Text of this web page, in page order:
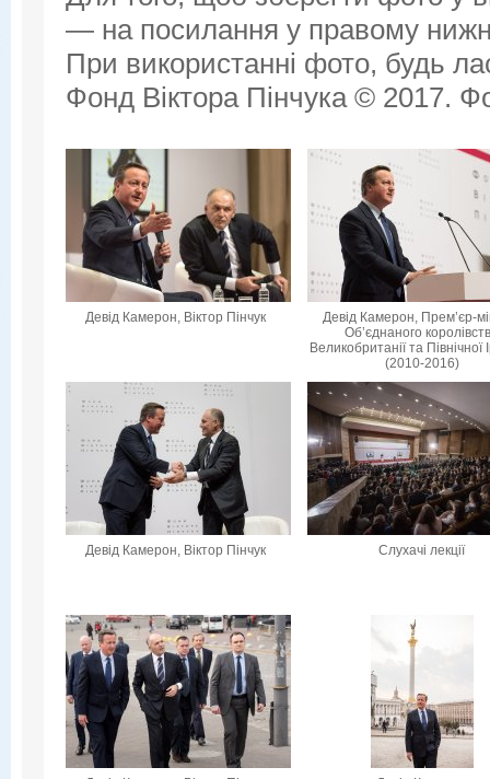
— на посилання у правому
При використанні фото, будь
Фонд Віктора Пінчука © 2017.
Девід Камерон, Віктор Пінчук
Девід Камерон, Прем’єр-
Об’єднаного
Великобританії та Північної
(2010-2016)
Девід Камерон, Віктор Пінчук Слухачі лекції